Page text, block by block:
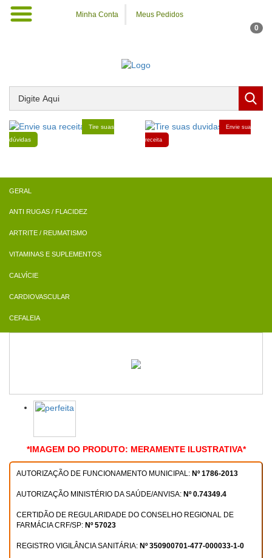
Minha Conta
Meus Pedidos
0
Tire suas
dúvidas
Envie sua
receita
ANTI RUGAS / FLACIDEZ
ARTRITE / REUMATISMO
VITAMINAS E SUPLEMENTOS
CALVÍCIE
CARDIOVASCULAR
CEFALEIA
*IMAGEM DO PRODUTO: MERAMENTE ILUSTRATIVA*
AUTORIZAÇÃO DE FUNCIONAMENTO MUNICIPAL: Nº 1786-2013
AUTORIZAÇÃO MINISTÉRIO DA SAÚDE/ANVISA: Nº 0.74349.4
CERTIDÃO DE REGULARIDADE DO CONSELHO REGIONAL DE
FARMÁCIA CRF/SP: Nº 57023
REGISTRO VIGILÂNCIA SANITÁRIA: Nº 350900701-477-000033-1-0